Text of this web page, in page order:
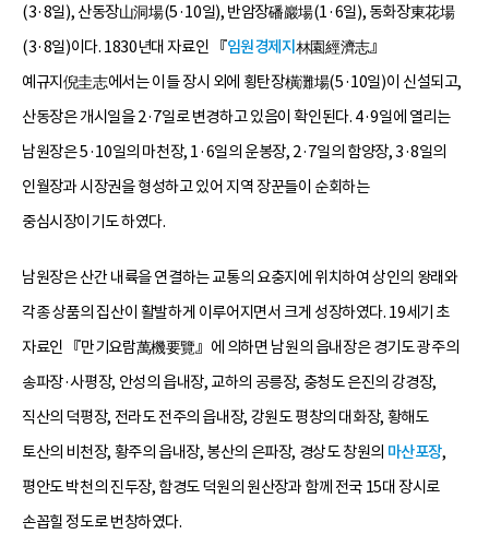
(3·8일), 산동장山洞場(5·10일), 반암장磻巖場(1·6일), 동화장東花場
(3·8일)이다. 1830년대 자료인 『임원경제지 林園經濟志』
예규지倪圭志에서는 이들 장시 외에 횡탄장橫灘場(5·10일)이 신설되고,
산동장은 개시일을 2·7일로 변경하고 있음이 확인된다. 4·9일에 열리는
남원장은 5·10일의 마천장, 1·6일의 운봉장, 2·7일의 함양장, 3·8일의
인월장과 시장권을 형성하고 있어 지역 장꾼들이 순회하는
중심시장이기도 하였다.
남원장은 산간 내륙을 연결하는 교통의 요충지에 위치하여 상인의 왕래와
각종 상품의 집산이 활발하게 이루어지면서 크게 성장하였다. 19세기 초
자료인 『만기요람萬機要覽』에 의하면 남원의 읍내장은 경기도 광주의
송파장·사평장, 안성의 읍내장, 교하의 공릉장, 충청도 은진의 강경장,
직산의 덕평장, 전라도 전주의 읍내장, 강원도 평창의 대화장, 황해도
토산의 비천장, 황주의 읍내장, 봉산의 은파장, 경상도 창원의 마산포장,
평안도 박천의 진두장, 함경도 덕원의 원산장과 함께 전국 15대 장시로
손꼽힐 정도로 번창하였다.